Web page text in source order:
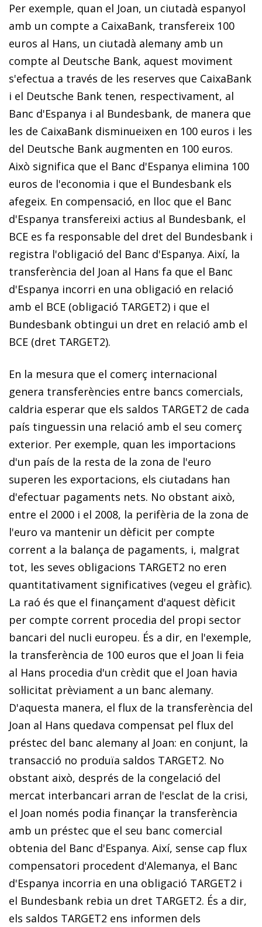
Per exemple, quan el Joan, un ciutadà espanyol
amb un compte a CaixaBank, transfereix 100
euros al Hans, un ciutadà alemany amb un
compte al Deutsche Bank, aquest moviment
s'efectua a través de les reserves que CaixaBank
i el Deutsche Bank tenen, respectivament, al
Banc d'Espanya i al Bundesbank, de manera que
les de CaixaBank disminueixen en 100 euros i les
del Deutsche Bank augmenten en 100 euros.
Això significa que el Banc d'Espanya elimina 100
euros de l'economia i que el Bundesbank els
afegeix. En compensació, en lloc que el Banc
d'Espanya transfereixi actius al Bundesbank, el
BCE es fa responsable del dret del Bundesbank i
registra l'obligació del Banc d'Espanya. Així, la
transferència del Joan al Hans fa que el Banc
d'Espanya incorri en una obligació en relació
amb el BCE (obligació TARGET2) i que el
Bundesbank obtingui un dret en relació amb el
BCE (dret TARGET2).
En la mesura que el comerç internacional
genera transferències entre bancs comercials,
caldria esperar que els saldos TARGET2 de cada
país tinguessin una relació amb el seu comerç
exterior. Per exemple, quan les importacions
d'un país de la resta de la zona de l'euro
superen les exportacions, els ciutadans han
d'efectuar pagaments nets. No obstant això,
entre el 2000 i el 2008, la perifèria de la zona de
l'euro va mantenir un dèficit per compte
corrent a la balança de pagaments, i, malgrat
tot, les seves obligacions TARGET2 no eren
quantitativament significatives (vegeu el gràfic).
La raó és que el finançament d'aquest dèficit
per compte corrent procedia del propi sector
bancari del nucli europeu. És a dir, en l'exemple,
la transferència de 100 euros que el Joan li feia
al Hans procedia d'un crèdit que el Joan havia
sol·licitat prèviament a un banc alemany.
D'aquesta manera, el flux de la transferència del
Joan al Hans quedava compensat pel flux del
préstec del banc alemany al Joan: en conjunt, la
transacció no produïa saldos TARGET2. No
obstant això, després de la congelació del
mercat interbancari arran de l'esclat de la crisi,
el Joan només podia finançar la transferència
amb un préstec que el seu banc comercial
obtenia del Banc d'Espanya. Així, sense cap flux
compensatori procedent d'Alemanya, el Banc
d'Espanya incorria en una obligació TARGET2 i
el Bun­­desbank rebia un dret TARGET2. És a dir,
els saldos TARGET2 ens informen dels